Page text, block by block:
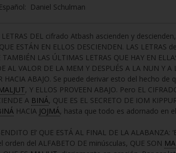
Daniel Schulman
LETRAS DEL cifrado Atbash ascienden y
ESTÁN EN ELLOS DESCIENDEN. LAS
TAMBIÉN LAS ÚLTIMAS LETRAS QUE HAY EN
AL VALOR DE LA MEM Y DESPUÉS A LA NUN Y
HACIA ABAJO. Se puede derivar esto del hecho
, Y ELLOS PROVEEN ABAJO. Pero EL
A BINÁ, QUE ES EL SECRETO DE IOM
HACIA JOJMÁ, hasta que todo es adornado en
El’ QUE ESTÁ AL FINAL DE LA ALABANZA:
orden del ALFABETO DE minúsculas, QUE SON